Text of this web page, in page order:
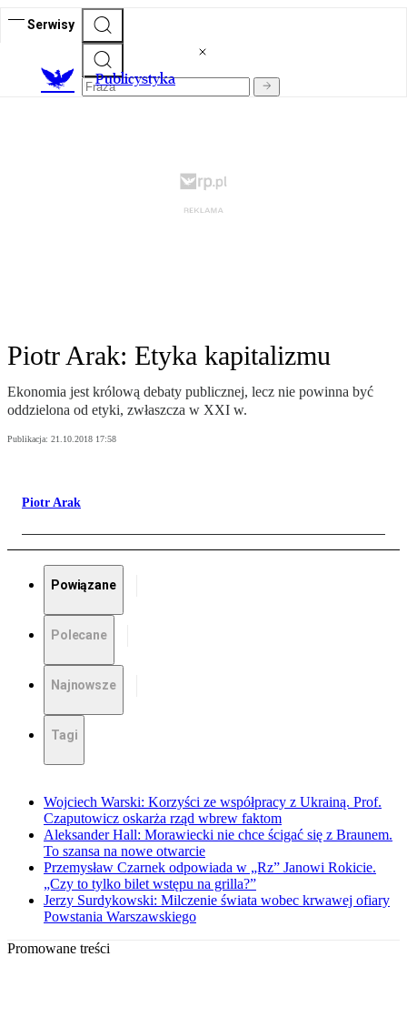
Serwisy
Publicystyka
Piotr Arak: Etyka kapitalizmu
Ekonomia jest królową debaty publicznej, lecz nie powinna być
oddzielona od etyki, zwłaszcza w XXI w.
Publikacja: 21.10.2018 17:58
Piotr Arak
Powiązane
Polecane
Najnowsze
Tagi
Wojciech Warski: Korzyści ze współpracy z Ukrainą. Prof.
Czaputowicz oskarża rząd wbrew faktom
Aleksander Hall: Morawiecki nie chce ścigać się z Braunem.
To szansa na nowe otwarcie
Przemysław Czarnek odpowiada w „Rz” Janowi Rokicie.
„Czy to tylko bilet wstępu na grilla?”
Jerzy Surdykowski: Milczenie świata wobec krwawej ofiary
Powstania Warszawskiego
Promowane treści